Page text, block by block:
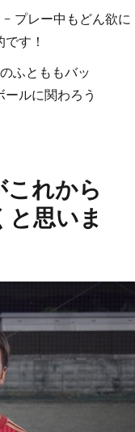
ふとももバッ
ルに関わろう
れから
と思いま